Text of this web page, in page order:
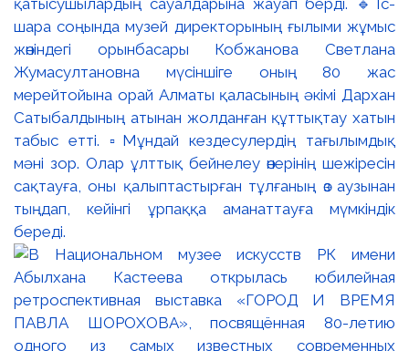
қатысушылардың сауалдарына жауап берді. 🔹Іс-
шара соңында музей директорының ғылыми жұмыс
жөніндегі орынбасары Кобжанова Светлана
Жумасултановна мүсіншіге оның 80 жас
мерейтойына орай Алматы қаласының әкімі Дархан
Сатыбалдының атынан жолданған құттықтау хатын
табыс етті. ▫️Мұндай кездесулердің тағылымдық
мәні зор. Олар ұлттық бейнелеу өнерінің шежіресін
сақтауға, оны қалыптастырған тұлғаның өз аузынан
тыңдап, кейінгі ұрпаққа аманаттауға мүмкіндік
береді.